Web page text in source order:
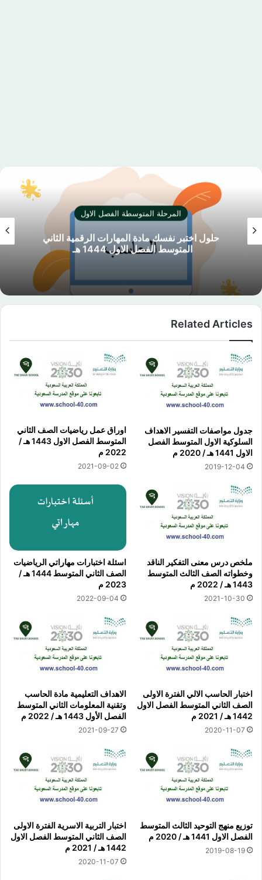
المرحلة المتوسطة الفصل الاول
حلول اختبر نفسك مادة المهارات الرقمية الثاني
المتوسط الفصل الاول 1444 هـ
Related Articles
جدول مواصفات التفسير الاهداف
السلوكية الاول المتوسط الفصل
الاول 1441 هـ / 2020 م
2019-12-04
اوراق عمل رياضيات الصف الثاني
المتوسط الفصل الاول 1443 هـ /
2022 م
2021-09-02
ملخص درس معنى التفكير الناقد
وخطواته الصف الثالث المتوسط
1443 هـ / 2022 م
2021-10-30
اسئلة اختبارات مهاراتي الرياضيات
الصف الثاني المتوسط 1444 هـ /
2023 م
2022-09-04
اختبار الحاسب الالي الفترة الاولى
الصف الثاني المتوسط الفصل الاول
1442 هـ / 2021 م
2020-11-07
الاهداف التعليمية مادة الحاسب
وتقنية المعلومات الثاني المتوسط
الفصل الأول 1443 هـ / 2022 م
2021-09-27
توزيع منهج التوحيد الثالث المتوسط
الفصل الاول 1441 هـ / 2020 م
2019-08-19
اختبار التربية الاسرية الفترة الاولى
الصف الثاني المتوسط الفصل الاول
1442 هـ / 2021 م
2020-11-07